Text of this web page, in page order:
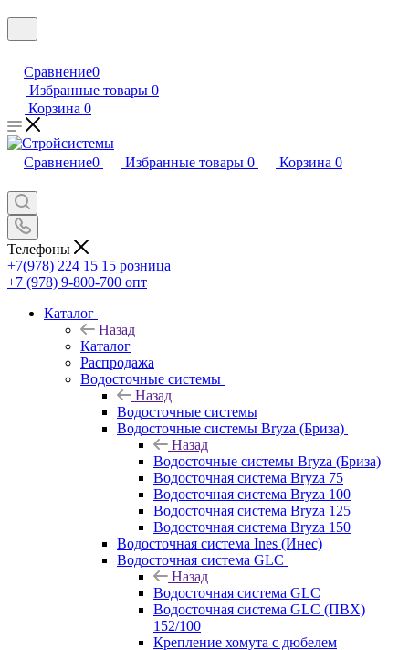
Сравнение0
Избранные товары 0
Корзина 0
Сравнение0 Избранные товары 0 Корзина 0
Телефоны
+7(978) 224 15 15 розница
+7 (978) 9-800-700 опт
Каталог
Назад
Каталог
Распродажа
Водосточные системы
Назад
Водосточные системы
Водосточные системы Bryza (Бриза)
Назад
Водосточные системы Bryza (Бриза)
Водосточная система Bryza 75
Водосточная система Bryza 100
Водосточная система Bryza 125
Водосточная система Bryza 150
Водосточная система Ines (Инес)
Водосточная система GLC
Назад
Водосточная система GLC
Водосточная система GLC (ПВХ)
152/100
Крепление хомута с дюбелем